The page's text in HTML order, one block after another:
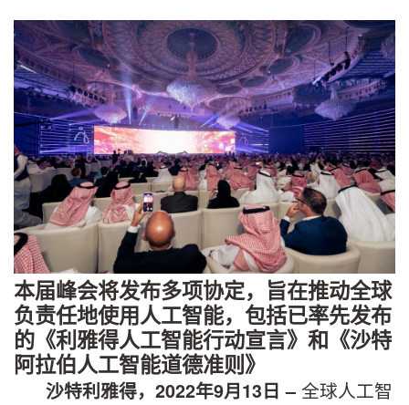
本届峰会将发布多项协定，旨在推动全球
负责任地使用人工智能，包括已率先发布
的《利雅得人工智能行动宣言》和《沙特
阿拉伯人工智能道德准则》
沙特利雅得， 2022年9月13日 – 全球人工智